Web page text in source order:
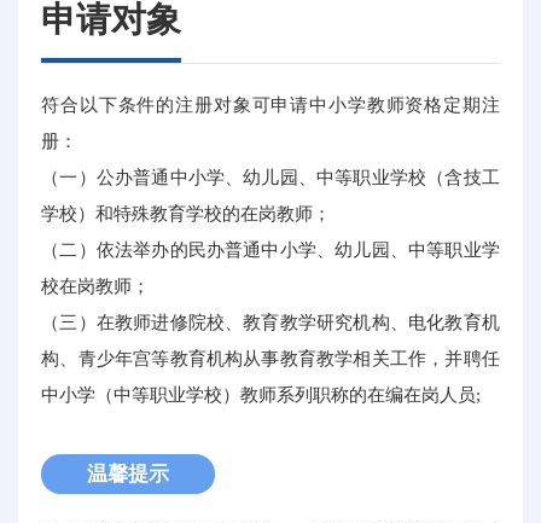
申请对象
符合以下条件的注册对象可申请中小学教师资格定期注
册：
（一）公办普通中小学、幼儿园、中等职业学校（含技工
学校）和特殊教育学校的在岗教师；
（二）依法举办的民办普通中小学、幼儿园、中等职业学
校在岗教师；
（三）在教师进修院校、教育教学研究机构、电化教育机
构、青少年宫等教育机构从事教育教学相关工作，并聘任
中小学（中等职业学校）教师系列职称的在编在岗人员;
温馨提示